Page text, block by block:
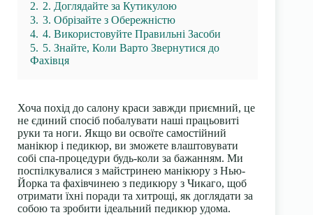
2. 2. Доглядайте за Кутикулою
3. 3. Обрізайте з Обережністю
4. 4. Використовуйте Правильні Засоби
5. 5. Знайте, Коли Варто Звернутися до
Фахівця
Хоча похід до салону краси завжди приємний, це
не єдиний спосіб побалувати наші працьовиті
руки та ноги. Якщо ви освоїте самостійний
манікюр і педикюр, ви зможете влаштовувати
собі спа-процедури будь-коли за бажанням. Ми
поспілкувалися з майстринею манікюру з Нью-
Йорка та фахівчинею з педикюру з Чикаго, щоб
отримати їхні поради та хитрощі, як доглядати за
собою та зробити ідеальний педикюр удома.